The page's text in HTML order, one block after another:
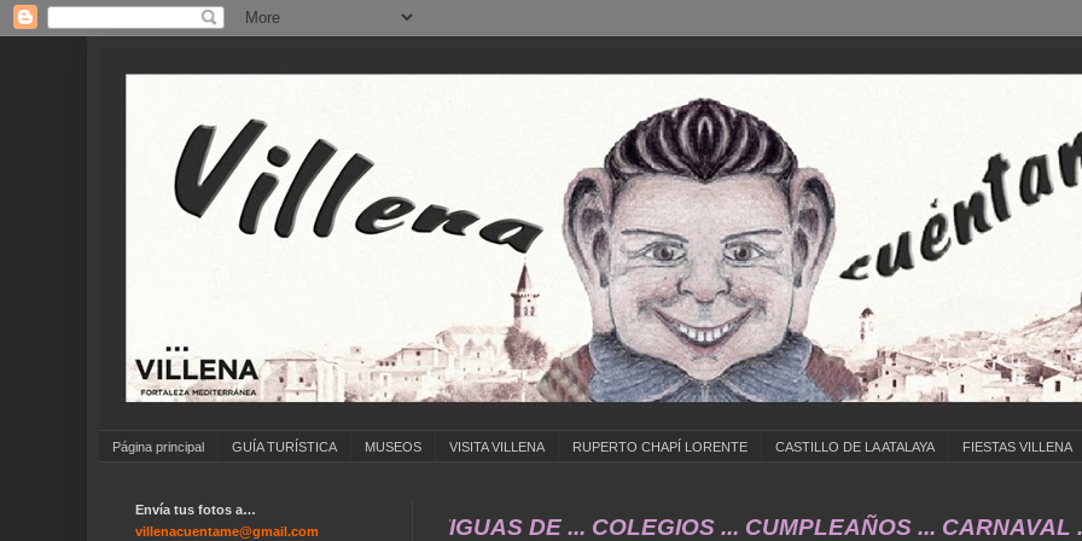
Página principal GUÍA TURÍSTICA MUSEOS VISITA VILLENA RUPERTO CHAPÍ LORENTE CASTILLO DE LA ATALAYA FIESTAS VILLENA
A ENVIAR FOTOS ANTIGUAS DE ... COLEGIOS ... CUMPLEAÑOS ... CARNAVAL ...
Envía tus fotos a…
villenacuentame@gmail.com